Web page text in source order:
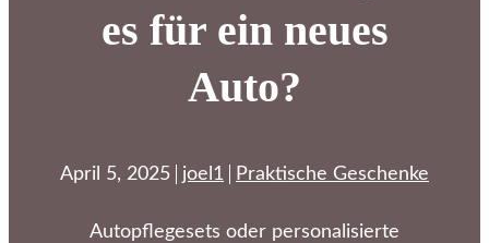
es für ein neues
Auto?
April 5, 2025 joel1 Praktische Geschenke
Autopflegesets oder personalisierte